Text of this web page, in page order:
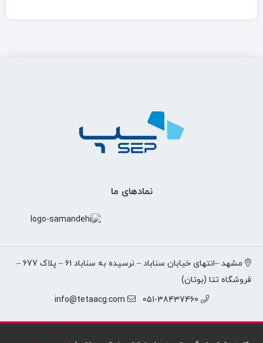
نمادهای ما
مشهد –انتهای خیابان سناباد – نرسیده به سناباد 61 – پلاک 677 –
فروشگاه تتا (بوتان)
051-38437460
info@tetaacg.com